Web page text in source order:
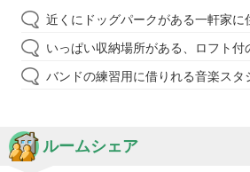
近くにドッグパークがある一軒家に
いっぱい収納場所がある、ロフト付
バンドの練習用に借りれる音楽スタ
ルームシェア